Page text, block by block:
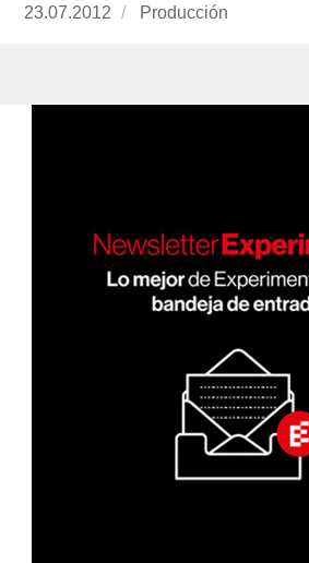
Publicado
23.07.2012 https://
Producción